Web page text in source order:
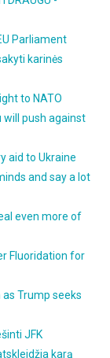
Parliament
karinės
to NATO
will push against
aid to Ukraine
and say a lot
even more of
Fluoridation for
as Trump seeks
JFK
karą